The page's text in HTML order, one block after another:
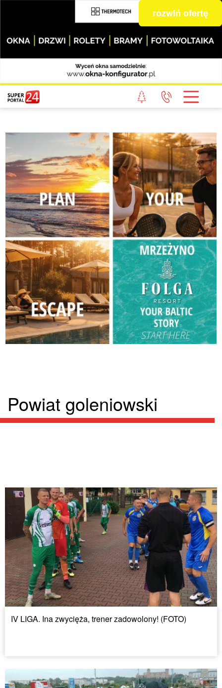
rozwiń ofertę
Powiat goleniowski
IV LIGA. Ina zwycięża, trener zadowolony! (FOTO)